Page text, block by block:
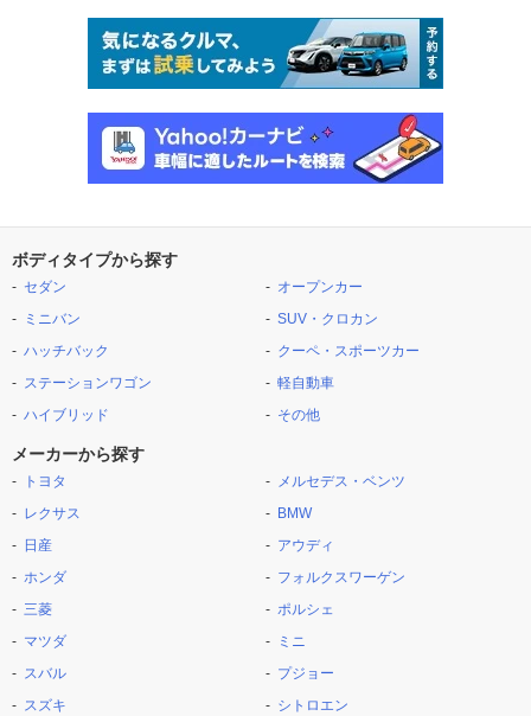
ボディタイプから探す
セダン
ミニバン
ハッチバック
ステーションワゴン
ハイブリッド
オープンカー
SUV・クロカン
クーペ・スポーツカー
軽自動車
その他
メーカーから探す
トヨタ
レクサス
日産
ホンダ
三菱
マツダ
スバル
スズキ
メルセデス・ベンツ
BMW
アウディ
フォルクスワーゲン
ポルシェ
ミニ
プジョー
シトロエン